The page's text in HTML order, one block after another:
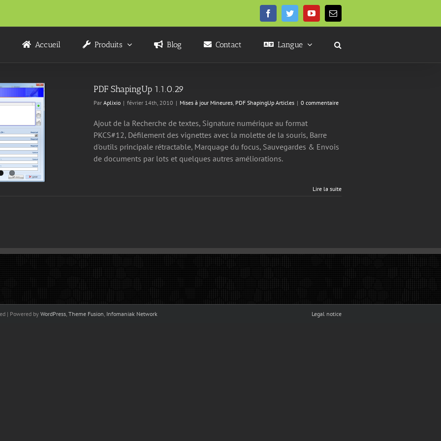
FacebookTwitterYouTubeEmail
Accueil Produits Blog Contact Langue
PDF ShapingUp 1.1.0.29
Par Aplixio | février 14th, 2010 | Mises à jour Mineures, PDF ShapingUp Articles | 0 commentaire
Ajout de la Recherche de textes, Signature numérique au format
PKCS#12, Défilement des vignettes avec la molette de la souris, Barre
d'outils principale rétractable, Marquage du focus, Sauvegardes & Envois
de documents par lots et quelques autres améliorations.
Lire la suite
| Powered by WordPress, Theme Fusion, Infomaniak Network Legal notice